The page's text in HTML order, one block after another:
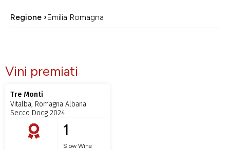
Regione ›Emilia Romagna
Vini premiati
Tre Monti
Vitalba, Romagna Albana
Secco Docg 2024
1
Slow Wine